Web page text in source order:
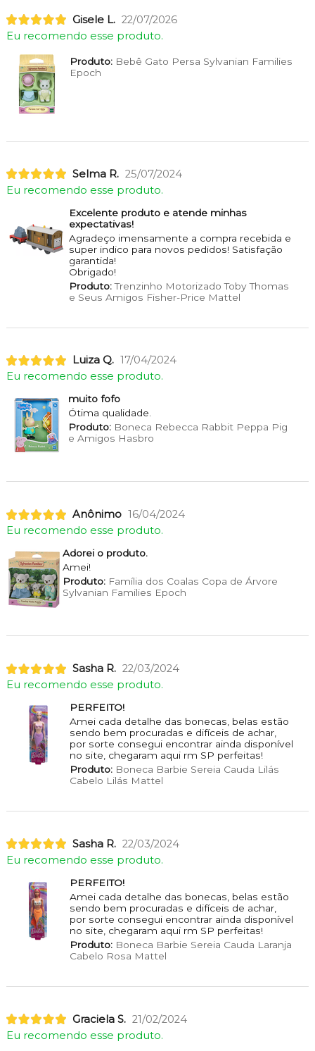
Gisele L. 22/07/2026
Eu recomendo esse produto.
Produto:Bebê Gato Persa Sylvanian Families
Epoch
Selma R. 25/07/2024
Eu recomendo esse produto.
Excelente produto e atende minhas
expectativas!
Agradeço imensamente a compra recebida e
super indico para novos pedidos! Satisfação
garantida!
Obrigado!
Produto:Trenzinho Motorizado Toby Thomas
e Seus Amigos Fisher-Price Mattel
Luiza Q. 17/04/2024
Eu recomendo esse produto.
muito fofo
Ótima qualidade.
Produto:Boneca Rebecca Rabbit Peppa Pig
e Amigos Hasbro
Anônimo 16/04/2024
Eu recomendo esse produto.
Adorei o produto.
Amei!
Produto:Família dos Coalas Copa de Árvore
Sylvanian Families Epoch
Sasha R. 22/03/2024
Eu recomendo esse produto.
PERFEITO!
Amei cada detalhe das bonecas, belas estão
sendo bem procuradas e difíceis de achar,
por sorte consegui encontrar ainda disponível
no site, chegaram aqui rm SP perfeitas!
Produto:Boneca Barbie Sereia Cauda Lilás
Cabelo Lilás Mattel
Sasha R. 22/03/2024
Eu recomendo esse produto.
PERFEITO!
Amei cada detalhe das bonecas, belas estão
sendo bem procuradas e difíceis de achar,
por sorte consegui encontrar ainda disponível
no site, chegaram aqui rm SP perfeitas!
Produto:Boneca Barbie Sereia Cauda Laranja
Cabelo Rosa Mattel
Graciela S. 21/02/2024
Eu recomendo esse produto.